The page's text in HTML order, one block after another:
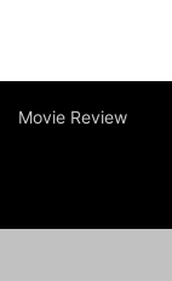
Movie Review